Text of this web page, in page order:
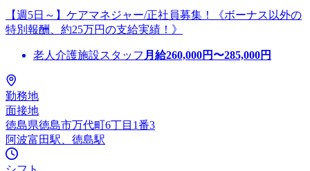
【週5日～】ケアマネジャー/正社員募集！《ボーナス以外の
特別報酬、約25万円の支給実績！》
老人介護施設スタッフ 月給260,000円〜285,000円
勤務地
面接地
徳島県徳島市万代町6丁目1番3
阿波富田駅、徳島駅